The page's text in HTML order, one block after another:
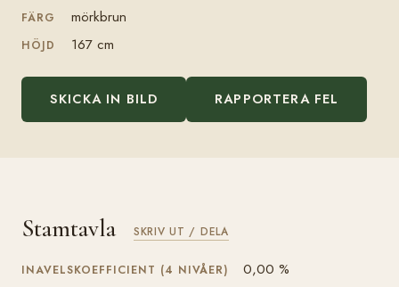
FÄRG mörkbrun
HÖJD 167 cm
SKICKA IN BILD RAPPORTERA FEL
Stamtavla SKRIV UT / DELA
INAVELSKOEFFICIENT (4 NIVÅER) 0,00 %